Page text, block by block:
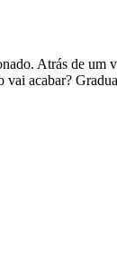
Atrás de um
acabar?